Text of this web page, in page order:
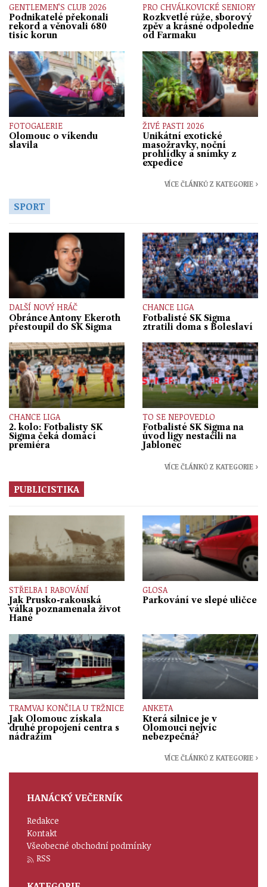
GENTLEMEN’S CLUB 2026
Podnikatelé překonali
rekord a věnovali 680
tisíc korun
PRO CHVÁLKOVICKÉ SENIORY
Rozkvetlé růže, sborový
zpěv a krásné odpoledne
od Farmaku
FOTOGALERIE
Olomouc o víkendu
slavila
ŽIVÉ PASTI 2026
Unikátní exotické
masožravky, noční
prohlídky a snímky z
expedice
VÍCE ČLÁNKŮ Z KATEGORIE ›
SPORT
DALŠÍ NOVÝ HRÁČ
Obránce Antony Ekeroth
přestoupil do SK Sigma
CHANCE LIGA
Fotbalisté SK Sigma
ztratili doma s Boleslaví
CHANCE LIGA
2. kolo: Fotbalisty SK
Sigma čeká domácí
premiéra
TO SE NEPOVEDLO
Fotbalisté SK Sigma na
úvod ligy nestačili na
Jablonec
VÍCE ČLÁNKŮ Z KATEGORIE ›
PUBLICISTIKA
STŘELBA I RABOVÁNÍ
Jak Prusko-rakouská
válka poznamenala život
Hané
GLOSA
Parkování ve slepé uličce
TRAMVAJ KONČILA U TRŽNICE
Jak Olomouc získala
druhé propojení centra s
nádražím
ANKETA
Která silnice je v
Olomouci nejvíc
nebezpečná?
VÍCE ČLÁNKŮ Z KATEGORIE ›
HANÁCKÝ VEČERNÍK
Redakce
Kontakt
Všeobecné obchodní podmínky
RSS